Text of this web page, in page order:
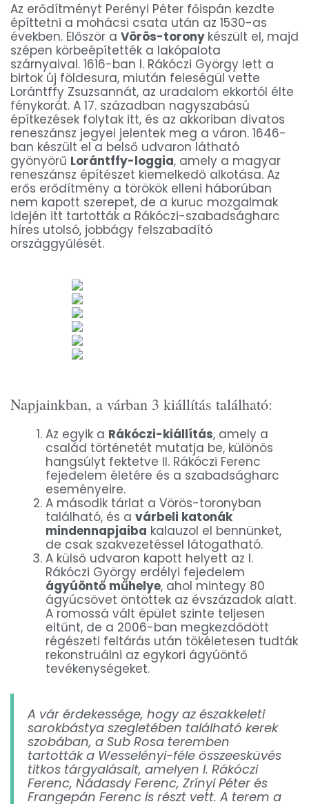
Az erődítményt Perényi Péter főispán kezdte
építtetni a mohácsi csata után az 1530-as
években. Először a Vörös-torony készült el, majd
szépen körbeépítették a lakópalota
szárnyaival. 1616-ban I. Rákóczi György lett a
birtok új földesura, miután feleségül vette
Lorántffy Zsuzsannát, az uradalom ekkortól élte
fénykorát. A 17. században nagyszabású
építkezések folytak itt, és az akkoriban divatos
reneszánsz jegyei jelentek meg a váron. 1646-
ban készült el a belső udvaron látható
gyönyörű Lorántffy-loggia, amely a magyar
reneszánsz építészet kiemelkedő alkotása. Az
erős erődítmény a törökök elleni háborúban
nem kapott szerepet, de a kuruc mozgalmak
idején itt tartották a Rákóczi-szabadságharc
híres utolsó, jobbágy felszabadító
országgyűlését.
Napjainkban, a várban 3 kiállítás található:
Az egyik a Rákóczi-kiállítás, amely a
család történetét mutatja be, különös
hangsúlyt fektetve II. Rákóczi Ferenc
fejedelem életére és a szabadságharc
eseményeire.
A második tárlat a Vörös-toronyban
található, és a várbeli katonák
mindennapjaiba kalauzol el bennünket,
de csak szakvezetéssel látogatható.
A külső udvaron kapott helyett az I.
Rákóczi György erdélyi fejedelem
ágyúöntő műhelye, ahol mintegy 80
ágyúcsövet öntöttek az évszázadok alatt.
A romossá vált épület szinte teljesen
eltűnt, de a 2006-ban megkezdődött
régészeti feltárás után tökéletesen tudták
rekonstruálni az egykori ágyúöntő
tevékenységeket.
A vár érdekessége, hogy az északkeleti
sarokbástya szegletében található kerek
szobában, a Sub Rosa teremben
tartották a Wesselényi-féle összeesküvés
titkos tárgyalásait, amelyen I. Rákóczi
Ferenc, Nádasdy Ferenc, Zrínyi Péter és
Frangepán Ferenc is részt vett. A terem a